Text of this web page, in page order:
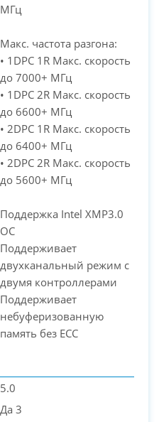
МГц
Макс. частота разгона:
• 1DPC 1R Макс. скорость
до 7000+ МГц
• 1DPC 2R Макс. скорость
до 6600+ МГц
• 2DPC 1R Макс. скорость
до 6400+ МГц
• 2DPC 2R Макс. скорость
до 5600+ МГц
Поддержка Intel XMP3.0
OC
Поддерживает
двухканальный режим с
двумя контроллерами
Поддерживает
небуферизованную
память без ECC
5.0
Да 3